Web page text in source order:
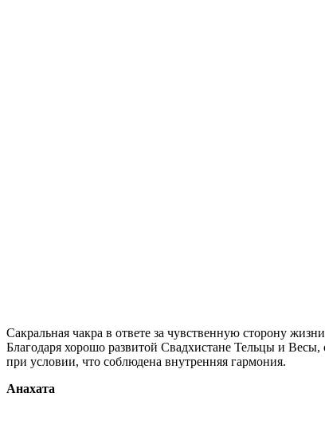
Сакральная чакра в ответе за чувственную сторону
Благодаря хорошо развитой Свадхистане Тельцы и
при условии, что соблюдена внутренняя гармония.
Анахата